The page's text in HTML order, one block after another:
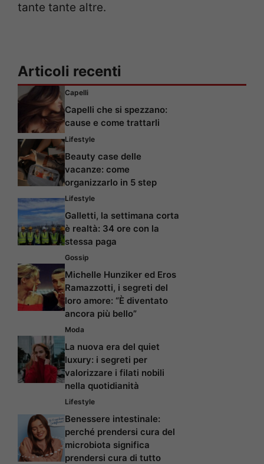
tante tante altre.
Articoli recenti
Capelli
Capelli che si spezzano:
cause e come trattarli
Lifestyle
Beauty case delle
vacanze: come
organizzarlo in 5 step
Lifestyle
Galletti, la settimana corta
è realtà: 34 ore con la
stessa paga
Gossip
Michelle Hunziker ed Eros
Ramazzotti, i segreti del
loro amore: “È diventato
ancora più bello”
Moda
La nuova era del quiet
luxury: i segreti per
valorizzare i filati nobili
nella quotidianità
Lifestyle
Benessere intestinale:
perché prendersi cura del
microbiota significa
prendersi cura di tutto